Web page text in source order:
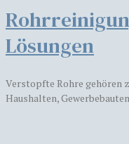
Lösungen
Verstopfte Rohre gehören
Haushalten,